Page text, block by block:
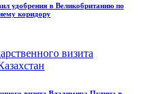
удобрения в Великобританию по
коридору